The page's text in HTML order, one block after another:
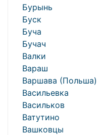
Бурынь
Буск
Буча
Бучач
Валки
Вараш
Варшава (Польша)
Васильевка
Васильков
Ватутино
Вашковцы